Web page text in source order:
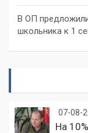
В ОП
школьника к 1
07-08-
На